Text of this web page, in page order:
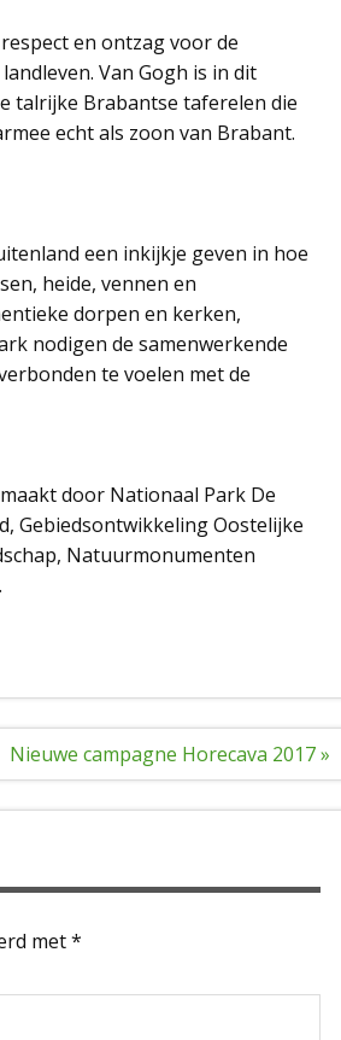
en ontzag voor de
Van Gogh is in dit
talrijke Brabantse taferelen die
echt als zoon van Brabant.
een inkijkje geven in hoe
heide, vennen en
dorpen en kerken,
nodigen de samenwerkende
te voelen met de
door Nationaal Park De
Gebiedsontwikkeling Oostelijke
Natuurmonumenten
Nieuwe campagne Horecava 2017 »
met*